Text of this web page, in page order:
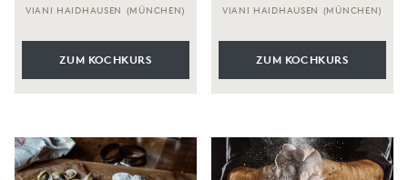
VIANI HAIDHAUSEN (MÜNCHEN)
ZUM KOCHKURS
VIANI HAIDHAUSEN (MÜNCHEN)
ZUM KOCHKURS